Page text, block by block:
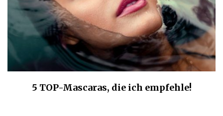
5 TOP-Mascaras, die ich empfehle!